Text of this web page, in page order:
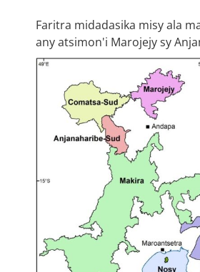
Faritra midadasika misy ala
any atsimon'i Marojejy sy